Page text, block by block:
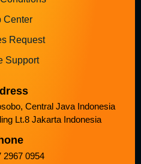
Center
Request
Support
Central Java Indonesia
Lt.8 Jakarta Indonesia
2967 0954